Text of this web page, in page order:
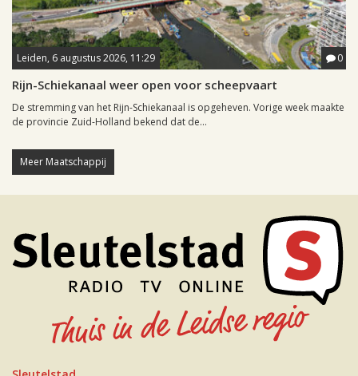
Leiden, 6 augustus 2026, 11:29 0
Rijn-Schiekanaal weer open voor scheepvaart
De stremming van het Rijn-Schiekanaal is opgeheven. Vorige week maakte
de provincie Zuid-Holland bekend dat de...
Meer Maatschappij